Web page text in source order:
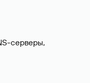
серверы,